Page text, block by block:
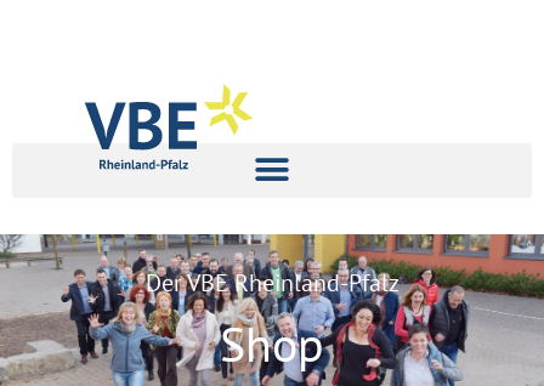
Der VBE Rheinland-Pfalz
Shop